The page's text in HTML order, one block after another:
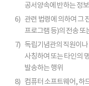
공서양속에 반하는 정
6) 관련 법령에 의하여 그
프로그램 등)의 전송 또
7) 독립기념관의 직원이
사칭하여 또는 타인의
발송하는 행위
8) 컴퓨터 소프트웨어, 하